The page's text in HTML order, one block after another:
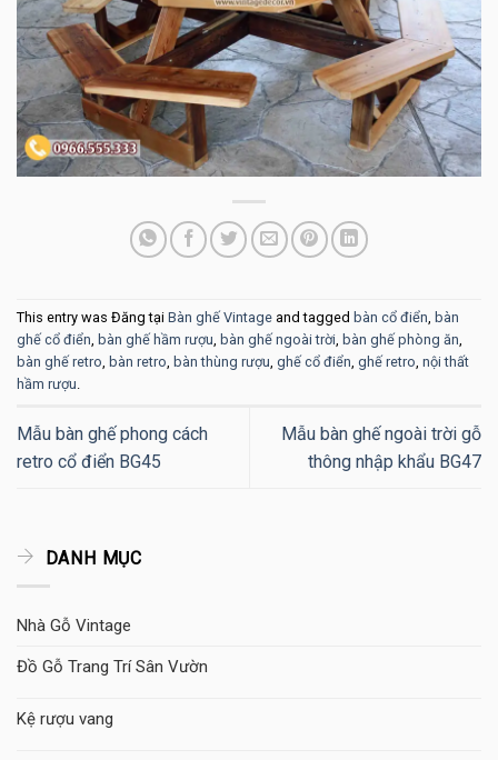
This entry was Đăng tại Bàn ghế Vintage and tagged bàn cổ điển, bàn
ghế cổ điển, bàn ghế hầm rượu, bàn ghế ngoài trời, bàn ghế phòng ăn,
bàn ghế retro, bàn retro, bàn thùng rượu, ghế cổ điển, ghế retro, nội thất
hầm rượu.
Mẫu bàn ghế phong cách
retro cổ điển BG45
Mẫu bàn ghế ngoài trời gỗ
thông nhập khẩu BG47
DANH MỤC
Nhà Gỗ Vintage
Đồ Gỗ Trang Trí Sân Vườn
Kệ rượu vang